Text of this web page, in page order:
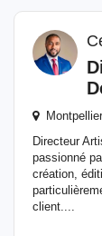
Directeur
passionné
création,
client....